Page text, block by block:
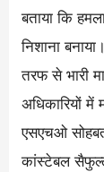
बताया कि
निशाना
तरफ से भारी
अधिकारियों
एसएचओ
कांस्टेबल